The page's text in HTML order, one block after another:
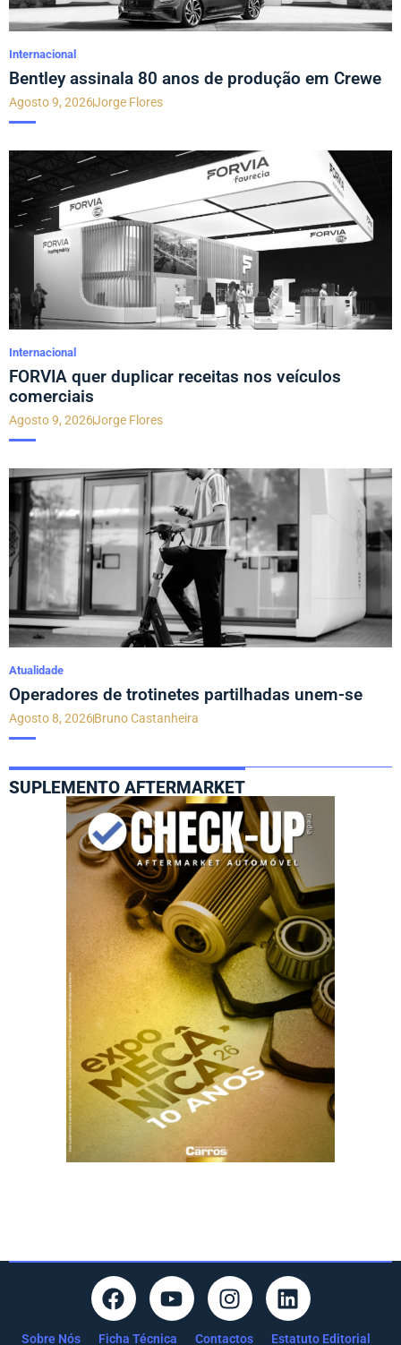
Internacional
Bentley assinala 80 anos de produção em Crewe
Agosto 9, 2026Jorge Flores
Internacional
FORVIA quer duplicar receitas nos veículos
comerciais
Agosto 9, 2026Jorge Flores
Atualidade
Operadores de trotinetes partilhadas unem-se
Agosto 8, 2026Bruno Castanheira
SUPLEMENTO AFTERMARKET
Sobre Nós Ficha Técnica Contactos Estatuto Editorial